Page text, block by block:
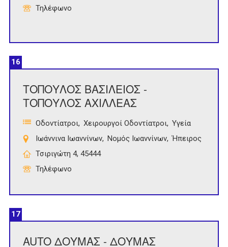
Τηλέφωνο
16
ΤΟΠΟΥΛΟΣ ΒΑΣΙΛΕΙΟΣ -
ΤΟΠΟΥΛΟΣ ΑΧΙΛΛΕΑΣ
Οδοντίατροι Χειρουργοί Οδοντίατροι Υγεία
Ιωάννινα Ιωαννίνων
Νομός Ιωαννίνων Ήπειρος
Τσιριγώτη 4, 45444
Τηλέφωνο
17
AUTO ΔΟΥΜΑΣ - ΔΟΥΜΑΣ